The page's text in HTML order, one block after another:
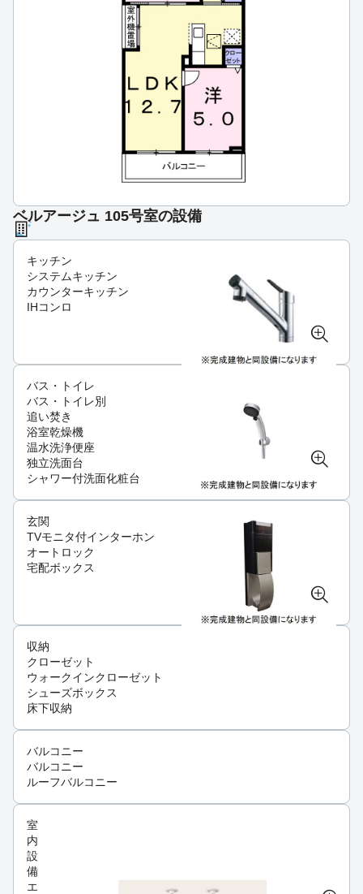
ベルアージュ 105号室の設備
キッチン
システムキッチン
カウンターキッチン
IHコンロ
バス・トイレ
バス・トイレ別
追い焚き
浴室乾燥機
温水洗浄便座
独立洗面台
シャワー付洗面化粧台
玄関
TVモニタ付インターホン
オートロック
宅配ボックス
収納
クローゼット
ウォークインクローゼット
シューズボックス
床下収納
バルコニー
バルコニー
ルーフバルコニー
室
内
設
備
エ